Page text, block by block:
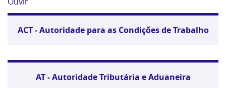
ACT - Autoridade para as Condições de Trabalho
AT - Autoridade Tributária e Aduaneira